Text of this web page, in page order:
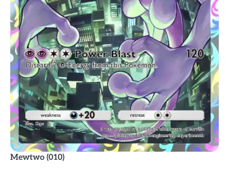
Mewtwo (010)